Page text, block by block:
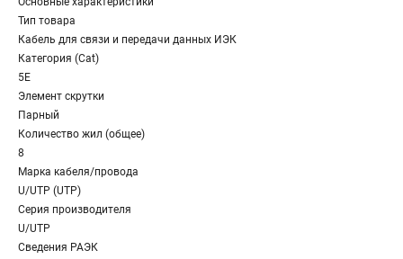
Тип товара
Кабель для связи и передачи данных ИЭК
Категория (Cat)
5E
Элемент скрутки
Парный
Количество жил (общее)
8
Марка кабеля/провода
U/UTP (UTP)
Серия производителя
U/UTP
Сведения РАЭК